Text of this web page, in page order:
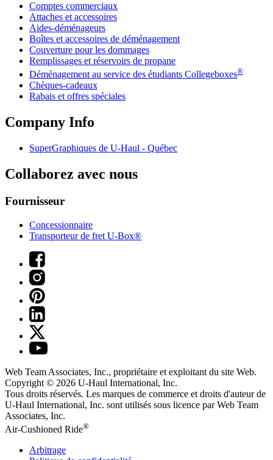
Comptes commerciaux
Attaches et accessoires
Aides-déménageurs
Boîtes et accessoires de déménagement
Couverture pour les dommages
Remplissages et réservoirs de propane
Déménagement au service des étudiants Collegeboxes®
Chèques-cadeaux
Rabais et offres spéciales
Company Info
SuperGraphiques de U-Haul - Québec
Collaborez avec nous
Fournisseur
Concessionnaire
Transporteur de fret U-Box®
Web Team Associates, Inc., propriétaire et exploitant du site Web.
Copyright © 2026 U-Haul International, Inc.
Tous droits réservés. Les marques de commerce et droits d'auteur de
U-Haul International, Inc. sont utilisés sous licence par Web Team
Associates, Inc.
Air-Cushioned Ride®
Arbitrage